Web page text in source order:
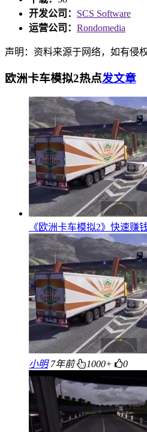
开发公司： SCS Software
运营公司： Rondomedia
声明：资料来源于网络，如有侵
欧洲卡车模拟2热点发文章
《欧洲卡车模拟2》快速赚
小明 7年前 1000+ 0